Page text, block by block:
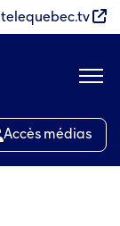
telequebec.tv
Accès médias